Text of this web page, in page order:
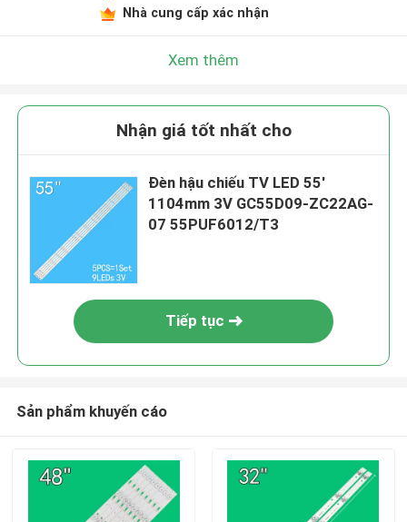
Nhà cung cấp xác nhận
Xem thêm
Nhận giá tốt nhất cho
Đèn hậu chiếu TV LED 55'
1104mm 3V GC55D09-ZC22AG-
07 55PUF6012/T3
Tiếp tục
Sản phẩm khuyến cáo